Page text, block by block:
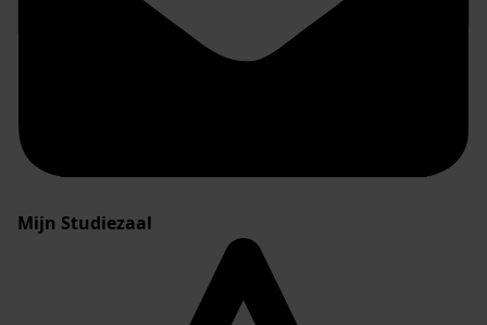
Mijn Studiezaal